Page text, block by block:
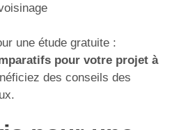
une étude gratuite :
pour votre projet à
des conseils des